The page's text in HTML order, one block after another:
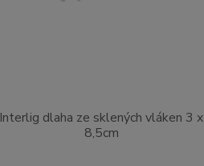
Interlig dlaha ze sklených vláken 3 x
8,5cm